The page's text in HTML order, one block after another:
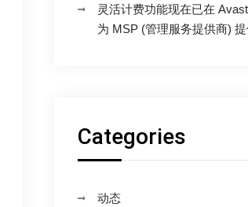
灵活计费功能现在已在
为 MSP (管理服务提供商) 提
Categories
动态